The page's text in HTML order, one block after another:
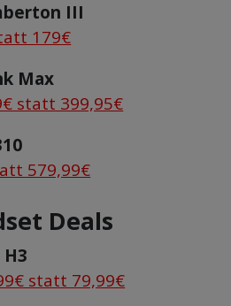
III
179€
Max
statt 399,95€
579,99€
Deals
H3
statt 79,99€